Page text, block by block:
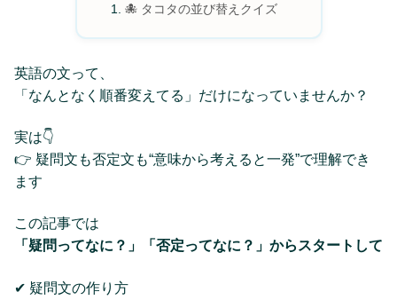
🐙 タコタの並び替えクイズ
英語の文って、
「なんとなく順番変えてる」だけになっていませんか？
実は👇
👉 疑問文も否定文も“意味から考えると一発”で理解でき
ます
この記事では
「疑問ってなに？」「否定ってなに？」からスタートして
✔ 疑問文の作り方